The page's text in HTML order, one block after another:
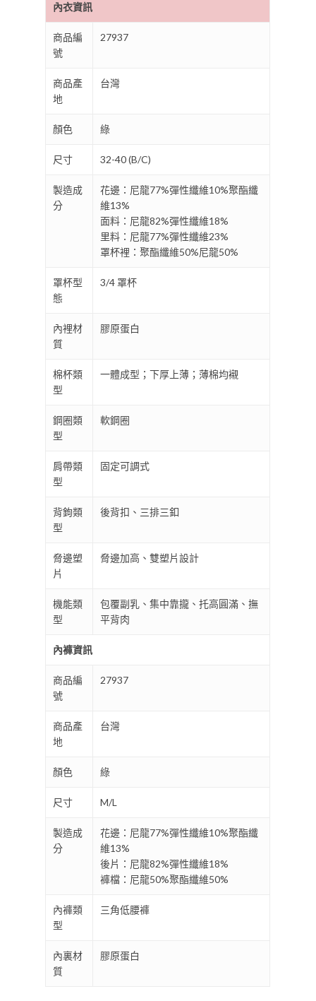
內衣資訊
商品編
號
27937
商品產
地
台灣
顏色 綠
尺寸 32-40 (B/C)
製造成
分
花邊：尼龍77%彈性纖維10%聚酯纖
維13%
面料：尼龍82%彈性纖維18%
里料：尼龍77%彈性纖維23%
罩杯裡：聚酯纖維50%尼龍50%
罩杯型
態
3/4 罩杯
內裡材
質
膠原蛋白
棉杯類
型
一體成型；下厚上薄；薄棉均襯
鋼圈類
型
軟鋼圈
肩帶類
型
固定可調式
背鉤類
型
後背扣、三排三釦
脅邊塑
片
脅邊加高、雙塑片設計
機能類
型
包覆副乳、集中靠攏、托高圓滿、撫
平背肉
內褲資訊
商品編
號
27937
商品產
地
台灣
顏色 綠
尺寸 M/L
製造成
分
花邊：尼龍77%彈性纖維10%聚酯纖
維13%
後片：尼龍82%彈性纖維18%
褲檔：尼龍50%聚酯纖維50%
內褲類
型
三角低腰褲
內裏材
質
膠原蛋白